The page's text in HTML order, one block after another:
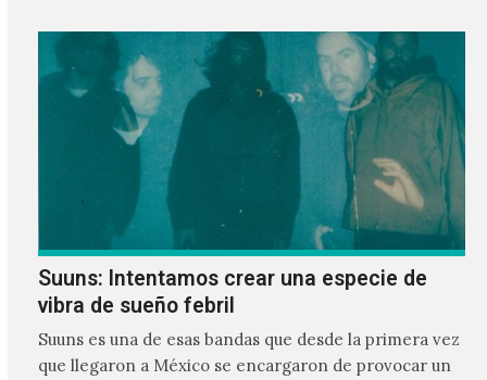
Suuns: Intentamos crear una especie de
vibra de sueño febril
Suuns es una de esas bandas que desde la primera vez
que llegaron a México se encargaron de provocar un